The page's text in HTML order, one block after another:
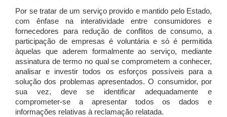
Por se tratar de um serviço provido e mantido pelo Estado,
com ênfase na interatividade entre consumidores e
fornecedores para redução de conflitos de consumo, a
participação de empresas é voluntária e só é permitida
àquelas que aderem formalmente ao serviço, mediante
assinatura de termo no qual se comprometem a conhecer,
analisar e investir todos os esforços possíveis para a
solução dos problemas apresentados. O consumidor, por
sua vez, deve se identificar adequadamente e
comprometer-se a apresentar todos os dados e
informações relativas à reclamação relatada.